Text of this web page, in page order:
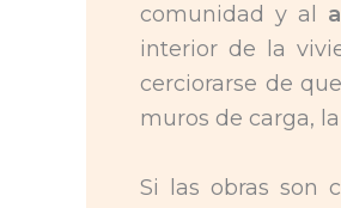
comunidad y al
interior de la
cerciorarse de
muros de carga,
Si las obras son